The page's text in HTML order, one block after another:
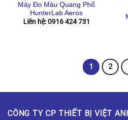
Máy Đo Màu Quang Phổ
HunterLab Aeros
Liên hệ: 0916 424 731
1 2
CÔNG TY CP THIẾT BỊ VIỆT